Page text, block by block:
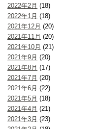
2022年2月 (18)
2022年1月 (18)
2021年12月 (20)
2021年11月 (20)
2021年10月 (21)
2021年9月 (20)
2021年8月 (17)
2021年7月 (20)
2021年6月 (22)
2021年5月 (18)
2021年4月 (21)
2021年3月 (23)